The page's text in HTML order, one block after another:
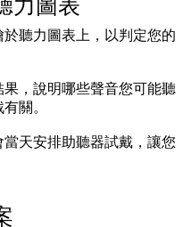
力圖表
聽力圖表上，以判定您的
，說明哪些聲音您可能聽
關。
天安排助聽器試戴，讓您